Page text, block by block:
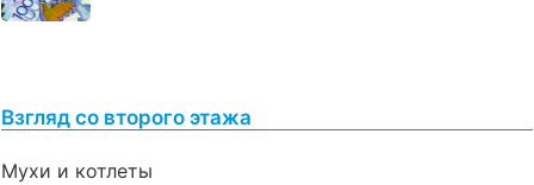
Взгляд со второго этажа
Мухи и котлеты